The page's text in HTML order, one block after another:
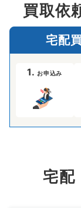
買取依
宅配
1.お申込み
宅配